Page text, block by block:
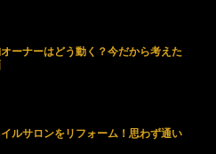
ーナーはどう動く？今だから考えた
ルサロンをリフォーム！思わず通い